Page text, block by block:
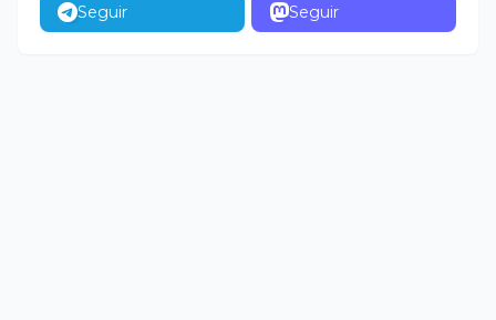
Seguir Seguir